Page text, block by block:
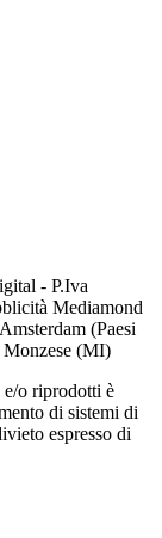
- P.Iva
Mediamond
(Paesi
(MI)
e/o riprodotti è
di sistemi di
espresso di